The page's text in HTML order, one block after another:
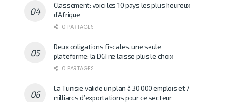
Classement: voici les 10 pays les plus heureux
d’Afrique
0 PARTAGES
Deux obligations fiscales, une seule
plateforme: la DGI ne laisse plus le choix
0 PARTAGES
La Tunisie valide un plan à 30 000 emplois et 7
milliards d’exportations pour ce secteur